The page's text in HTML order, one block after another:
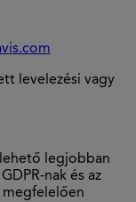
levelezési vagy
legjobban
nak és az
megfelelően